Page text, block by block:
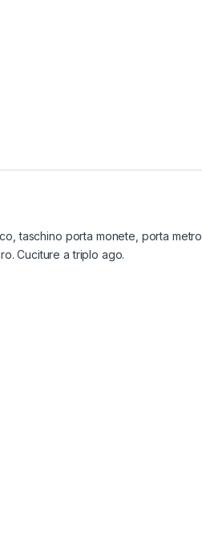
taschino porta monete, porta metro
Cuciture a triplo ago.